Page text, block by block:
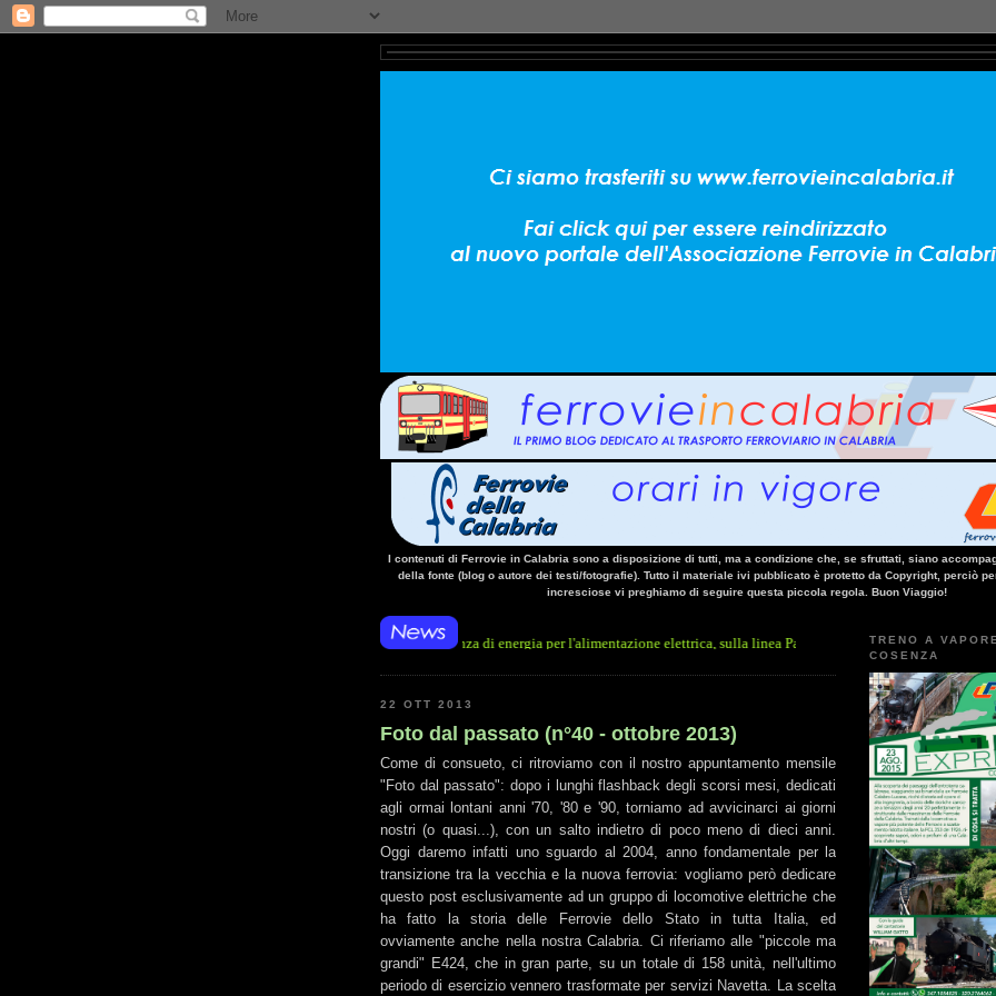
I contenuti di Ferrovie in Calabria sono a disposizione di tutti, ma a condizione che, se sfruttati, siano
della fonte (blog o autore dei testi/fotografie). Tutto il materiale ivi pubblicato è protetto da Copyright, perciò
incresciose vi preghiamo di seguire questa piccola regola. Buon Viaggio!
• 14/10/14 • La mancanza di energia per l'alimentazione elettrica, sulla linea Paola - Cosenza, causa l'arresto
22 OTT 2013
Foto dal passato (n°40 - ottobre 2013)
Come di consueto, ci ritroviamo con il nostro appuntamento mensile
"Foto dal passato": dopo i lunghi flashback degli scorsi mesi, dedicati
agli ormai lontani anni '70, '80 e '90, torniamo ad avvicinarci ai giorni
nostri (o quasi...), con un salto indietro di poco meno di dieci anni.
Oggi daremo infatti uno sguardo al 2004, anno fondamentale per la
transizione tra la vecchia e la nuova ferrovia: vogliamo però dedicare
questo post esclusivamente ad un gruppo di locomotive elettriche che
ha fatto la storia delle Ferrovie dello Stato in tutta Italia, ed
ovviamente anche nella nostra Calabria. Ci riferiamo alle "piccole ma
grandi" E424, che in gran parte, su un totale di 158 unità, nell'ultimo
periodo di esercizio vennero trasformate per servizi Navetta. La scelta
TRENO A
COSENZA